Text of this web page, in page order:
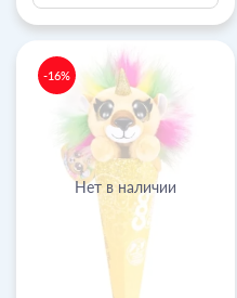
Нет в наличии
-16%